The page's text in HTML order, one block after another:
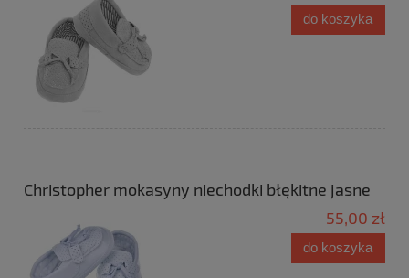
do koszyka
Christopher mokasyny niechodki błękitne jasne
55,00 zł
do koszyka